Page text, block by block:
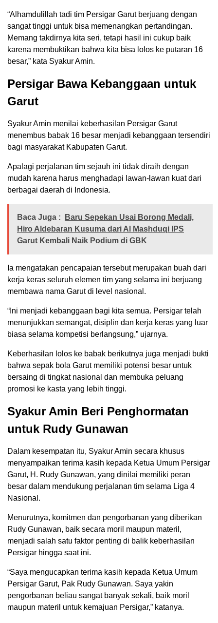
“Alhamdulillah tadi tim Persigar Garut berjuang dengan
sangat tinggi untuk bisa memenangkan pertandingan.
Memang takdirnya kita seri, tetapi hasil ini cukup baik
karena membuktikan bahwa kita bisa lolos ke putaran 16
besar,” kata Syakur Amin.
Persigar Bawa Kebanggaan untuk
Garut
Syakur Amin menilai keberhasilan Persigar Garut
menembus babak 16 besar menjadi kebanggaan tersendiri
bagi masyarakat Kabupaten Garut.
Apalagi perjalanan tim sejauh ini tidak diraih dengan
mudah karena harus menghadapi lawan-lawan kuat dari
berbagai daerah di Indonesia.
Baca Juga :
Baru Sepekan Usai Borong Medali,
Hiro Aldebaran Kusuma dari Al Mashduqi IPS
Garut Kembali Naik Podium di GBK
Ia mengatakan pencapaian tersebut merupakan buah dari
kerja keras seluruh elemen tim yang selama ini berjuang
membawa nama Garut di level nasional.
“Ini menjadi kebanggaan bagi kita semua. Persigar telah
menunjukkan semangat, disiplin dan kerja keras yang luar
biasa selama kompetisi berlangsung,” ujarnya.
Keberhasilan lolos ke babak berikutnya juga menjadi bukti
bahwa sepak bola Garut memiliki potensi besar untuk
bersaing di tingkat nasional dan membuka peluang
promosi ke kasta yang lebih tinggi.
Syakur Amin Beri Penghormatan
untuk Rudy Gunawan
Dalam kesempatan itu, Syakur Amin secara khusus
menyampaikan terima kasih kepada Ketua Umum Persigar
Garut, H. Rudy Gunawan, yang dinilai memiliki peran
besar dalam mendukung perjalanan tim selama Liga 4
Nasional.
Menurutnya, komitmen dan pengorbanan yang diberikan
Rudy Gunawan, baik secara moril maupun materil,
menjadi salah satu faktor penting di balik keberhasilan
Persigar hingga saat ini.
“Saya mengucapkan terima kasih kepada Ketua Umum
Persigar Garut, Pak Rudy Gunawan. Saya yakin
pengorbanan beliau sangat banyak sekali, baik moril
maupun materil untuk kemajuan Persigar,” katanya.